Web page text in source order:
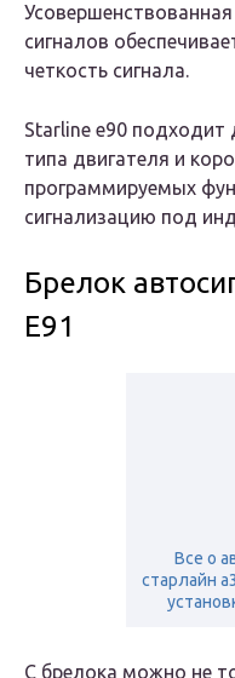
сигналов
четкость сигнала.
Starline e90
типа двигателя и
программируемых
сигнализацию под
Брелок
E91
Все о
старлайн
С брелока можно не